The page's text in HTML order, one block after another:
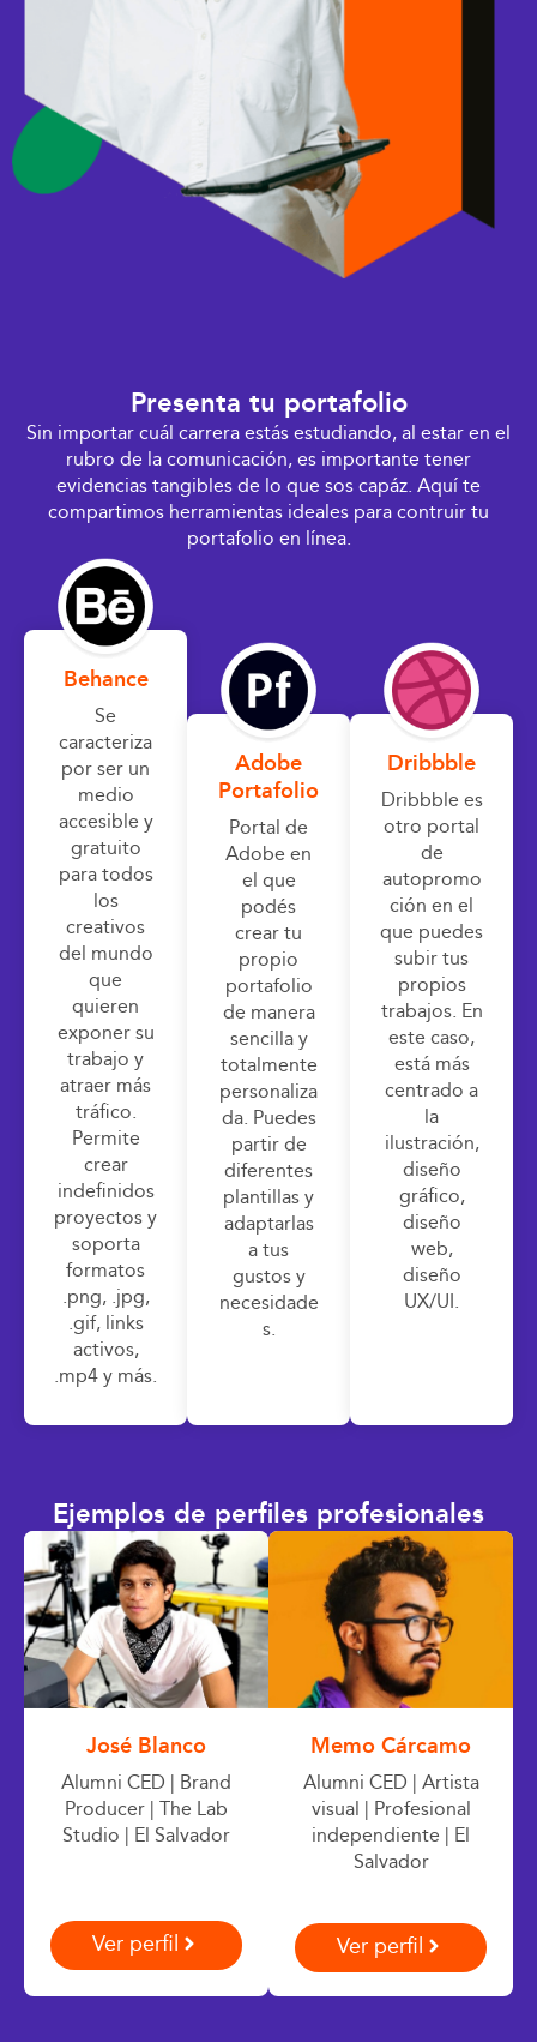
Presenta tu portafolio
Sin importar cuál carrera estás estudiando, al estar en el
rubro de la comunicación, es importante tener
evidencias tangibles de lo que sos capáz. Aquí te
compartimos herramientas ideales para contruir tu
portafolio en línea.
Behance
Se
caracteriza
por ser un
medio
accesible y
gratuito
para todos
los
creativos
del mundo
que
quieren
exponer su
trabajo y
atraer más
tráfico.
Permite
crear
indefinidos
proyectos y
soporta
formatos
.png, .jpg,
.gif, links
activos,
.mp4 y más.
Adobe
Portafolio
Portal de
Adobe en
el que
podés
crear tu
propio
portafolio
de manera
sencilla y
totalmente
personaliza
da. Puedes
partir de
diferentes
plantillas y
adaptarlas
a tus
gustos y
necesidade
s.
Dribbble
Dribbble es
otro portal
de
autopromo
ción en el
que puedes
subir tus
propios
trabajos. En
este caso,
está más
centrado a
la
ilustración,
diseño
gráfico,
diseño
web,
diseño
UX/UI.
Ejemplos de perfiles profesionales
José Blanco
Alumni CED | Brand
Producer | The Lab
Studio | El Salvador
Ver perfil
Memo Cárcamo
Alumni CED | Artista
visual | Profesional
independiente | El
Salvador
Ver perfil